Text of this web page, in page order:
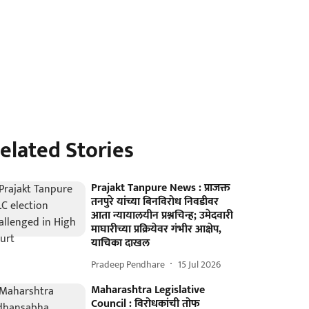
Stories
Prajakt Tanpure News : प्राजक्त
तनपुरे यांच्या बिनविरोध निवडीवर
आता न्यायालयीन प्रश्नचिन्ह; उमेदवारी
माघारीच्या प्रक्रियेवर गंभीर आक्षेप,
याचिका दाखल
Pradeep Pendhare 15 Jul 2026
Maharashtra Legislative
Council : विरोधकांची तोफ